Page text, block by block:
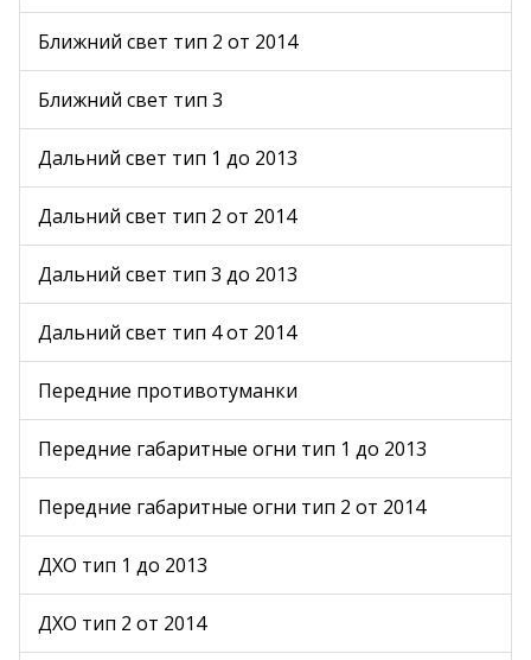
Ближний свет тип 2 от 2014
Ближний свет тип 3
Дальний свет тип 1 до 2013
Дальний свет тип 2 от 2014
Дальний свет тип 3 до 2013
Дальний свет тип 4 от 2014
Передние противотуманки
Передние габаритные огни тип 1 до 2013
Передние габаритные огни тип 2 от 2014
ДХО тип 1 до 2013
ДХО тип 2 от 2014